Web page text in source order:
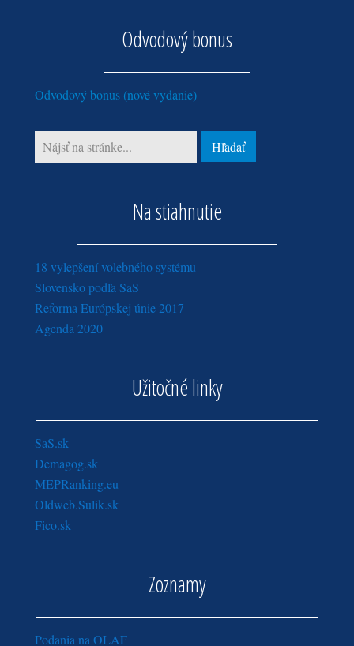
Odvodový bonus
Odvodový bonus (nové vydanie)
Na stiahnutie
18 vylepšení volebného systému
Slovensko podľa SaS
Reforma Európskej únie 2017
Agenda 2020
Užitočné linky
SaS.sk
Demagog.sk
MEPRanking.eu
Oldweb.Sulik.sk
Fico.sk
Zoznamy
Podania na OLAF